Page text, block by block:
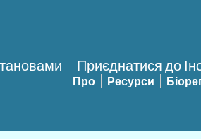
Приєднатися до
Про Ресурси